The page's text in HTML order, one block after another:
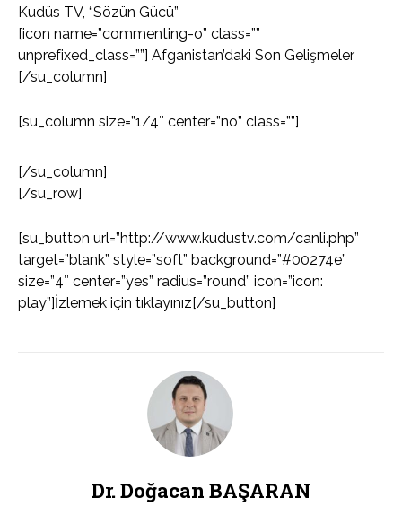
Kudüs TV, “Sözün Gücü”
[icon name=”commenting-o” class=””
unprefixed_class=””] Afganistan’daki Son Gelişmeler
[/su_column]
[su_column size=”1/4″ center=”no” class=””]
[/su_column]
[/su_row]
[su_button url=”http://www.kudustv.com/canli.php”
target=”blank” style=”soft” background=”#00274e”
size=”4″ center=”yes” radius=”round” icon=”icon:
play”]İzlemek için tıklayınız[/su_button]
Dr. Doğacan BAŞARAN